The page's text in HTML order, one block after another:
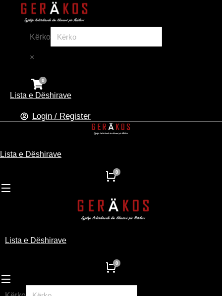
Kërko
×
Lista e Dëshirave
Login / Register
Lista e Dëshirave
Lista e Dëshirave